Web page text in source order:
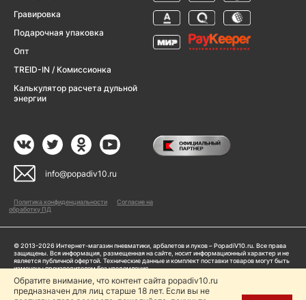
Гравировка
Подарочная упаковка
Опт
TREID-IN / Комиссионка
Калькулятор расчета дульной
энергии
info@popadiv10.ru
Политика конфиденциальности
Согласие на
обработку ПД
© 2013-2026 Интернет-магазин пневматики, арбалетов и луков – PopadiV10.ru. Все права
защищены. Вся информация, размещенная на сайте, носит информационный характер и не
является публичной офертой. Технические данные и комплект поставки товаров могут быть
изменены производителем без уведомления
Пользуясь сайтом Popadiv10.ru, пользователь автоматически соглашается с условиями,
прописанными в
Политике конфиденциальности
Обратите внимание, что контент сайта popadiv10.ru
предназначен для лиц старше 18 лет. Если вы не